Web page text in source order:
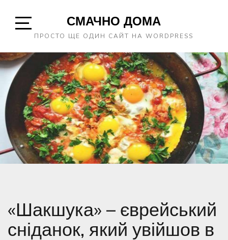
Open
Sidebar
СМАЧНО ДОМА
ПРОСТО ЩЕ ОДИН САЙТ НА WORDPRESS
«Шакшука» – єврейський
сніданок, який увійшов в